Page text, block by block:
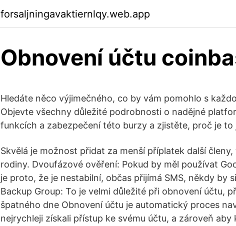
forsaljningavaktiernlqy.web.app
Obnovení účtu
Hledáte něco výjimečného, co by vám pomohlo s
Objevte všechny důležité podrobnosti o nadějné
funkcích a zabezpečení této burzy a zjistěte, proč je
Skvělá je možnost přidat za menší příplatek další
rodiny. Dvoufázové ověření: Pokud by měl používat
je proto, že je nestabilní, občas přijímá SMS, někdy by
Backup Group: To je velmi důležité při obnovení účtu,
špatného dne Obnovení účtu je automatický proces
nejrychleji získali přístup ke svému účtu, a zároveň